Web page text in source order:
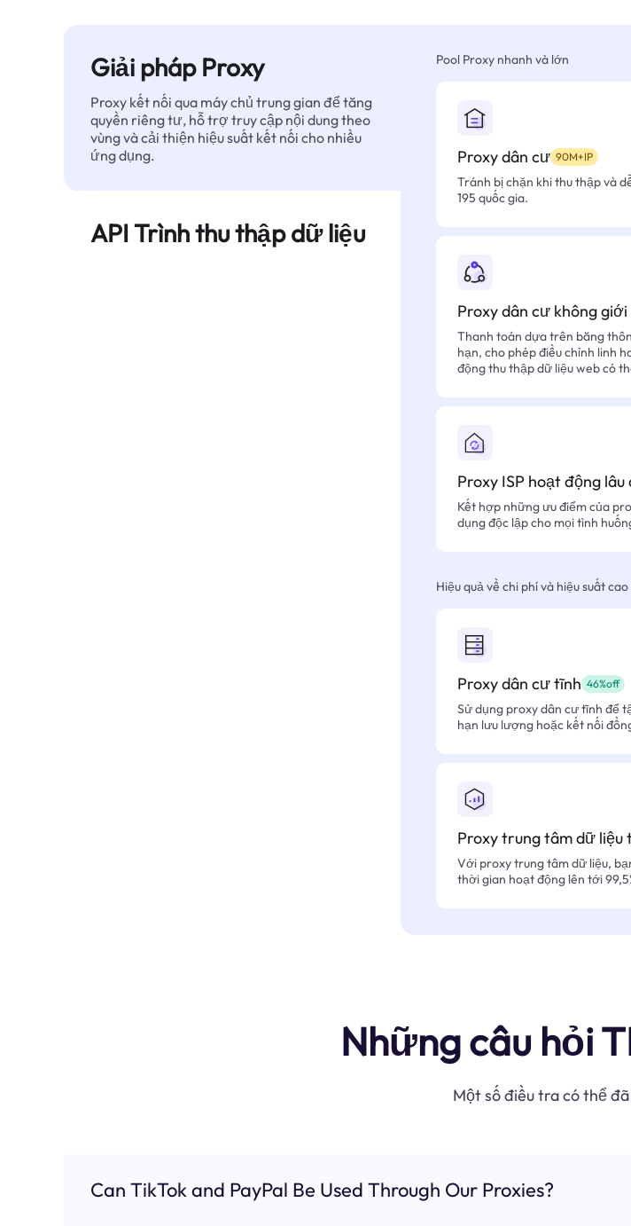
Giải pháp Proxy
Proxy kết nối qua máy chủ trung gian để tăng
quyền riêng tư, hỗ trợ truy cập nội dung theo
vùng và cải thiện hiệu suất kết nối cho nhiều
ứng dụng.
API Trình thu thập dữ liệu
Pool Proxy nhanh và lớn
Proxy dân cư 90M+IP
Tránh bị chặn khi thu thập và
195 quốc gia.
Proxy dân cư không giới
Thanh toán dựa trên băng
hạn, cho phép điều chỉnh linh
động thu thập dữ liệu web có
Proxy ISP hoạt động lâu
Kết hợp những ưu điểm của
dụng độc lập cho mọi tình
Hiệu quả về chi phí và hiệu suất cao
Proxy dân cư tĩnh 46%off
Sử dụng proxy dân cư tĩnh để
hạn lưu lượng hoặc kết nối
Proxy trung tâm dữ liệu
Với proxy trung tâm dữ liệu,
thời gian hoạt động lên tới
Những câu hỏi
Một số điều tra có thể
Can TikTok and PayPal Be Used Through Our Proxies?